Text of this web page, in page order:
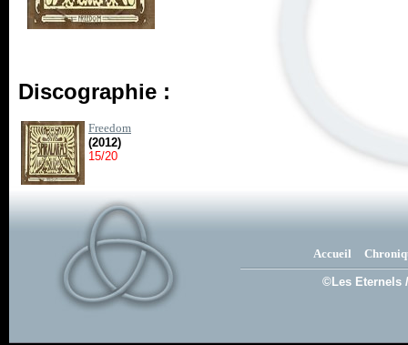
Discographie :
Freedom
(2012)
15/20
Accueil
©Les Eternels